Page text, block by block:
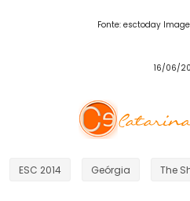
Fonte: esctoday
16/06/
ESC 2014 Geórgia The